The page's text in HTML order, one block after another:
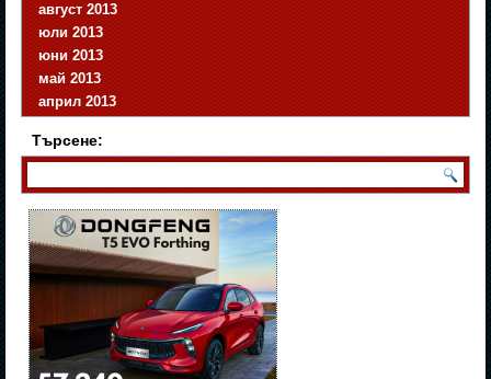
август 2013
юли 2013
юни 2013
май 2013
април 2013
Търсене: